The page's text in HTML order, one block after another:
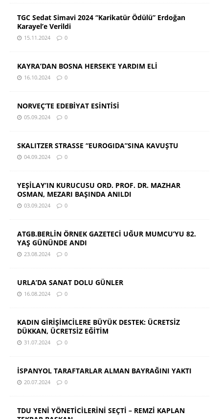
TGC Sedat Simavi 2024 “Karikatür Ödülü” Erdoğan
Karayel’e Verildi
15.11.2024 0
KAYRA’DAN BOSNA HERSEK’E YARDIM ELİ
16.10.2024 0
NORVEÇ’TE EDEBİYAT ESİNTİSİ
05.09.2024 0
SKALITZER STRASSE “EUROGIDA”SINA KAVUŞTU
04.09.2024 0
YEŞİLAY’IN KURUCUSU ORD. PROF. DR. MAZHAR
OSMAN, MEZARI BAŞINDA ANILDI
03.09.2024 0
ATGB.BERLİN ÖRNEK GAZETECİ UĞUR MUMCU’YU 82.
YAŞ GÜNÜNDE ANDI
23.08.2024 0
URLA’DA SANAT DOLU GÜNLER
16.08.2024 0
KADIN GİRİŞİMCİLERE BÜYÜK DESTEK: ÜCRETSİZ
DÜKKAN, ÜCRETSİZ EĞİTİM
31.07.2024 0
İSPANYOL TARAFTARLAR ALMAN BAYRAĞINI YAKTI
20.07.2024 0
TDU YENİ YÖNETİCİLERİNİ SEÇTİ – REMZİ KAPLAN